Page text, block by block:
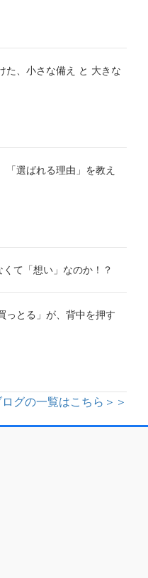
た、小さな備え と 大きな
「選ばれる理由」を教え
て「想い」なのか！？
っとる」が、背中を押す
ログの一覧はこちら＞＞